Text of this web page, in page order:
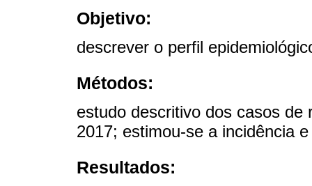
Objetivo:
descrever o perfil
Métodos:
estudo descritivo dos casos de
2017; estimou-se a incidência
Resultados: